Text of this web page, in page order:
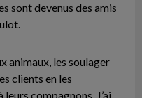
sont devenus des amis
animaux, les soulager
clients en les
compagnons. J’ai